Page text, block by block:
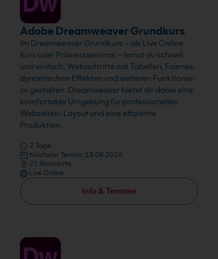
Adobe Dreamweaver Grundkurs
Im Dreamweaver Grundkurs – als Live Online
Kurs oder Präsenzseminar – lernst du schnell
und einfach, Webauftritte mit Tabellen, Frames,
dynamischen Effekten und weiteren Funktionen
zu gestalten. Dreamweaver bietet dir dabei eine
komfortable Umgebung für professionelles
Webseiten-Layout und eine effiziente
Produktion.
2 Tage
Nächster Termin: 13.08.2026
21 Standorte
Live Online
Info & Termine